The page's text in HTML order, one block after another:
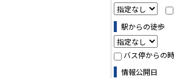
駅からの徒歩
バス停からの
情報公開日